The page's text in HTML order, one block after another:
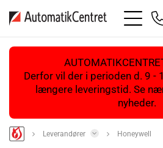
Derfor vil der i perioden d. 9 -
længere leveringstid. Se
nyheder.
Leverandører Honeywell